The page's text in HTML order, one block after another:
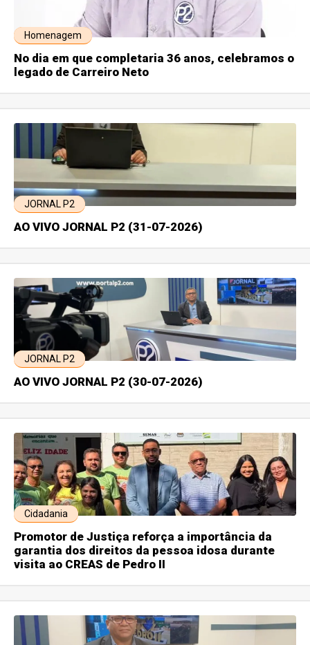
Homenagem
No dia em que completaria 36 anos, celebramos o
legado de Carreiro Neto
JORNAL P2
AO VIVO JORNAL P2 (31-07-2026)
JORNAL P2
AO VIVO JORNAL P2 (30-07-2026)
Cidadania
Promotor de Justiça reforça a importância da
garantia dos direitos da pessoa idosa durante
visita ao CREAS de Pedro II